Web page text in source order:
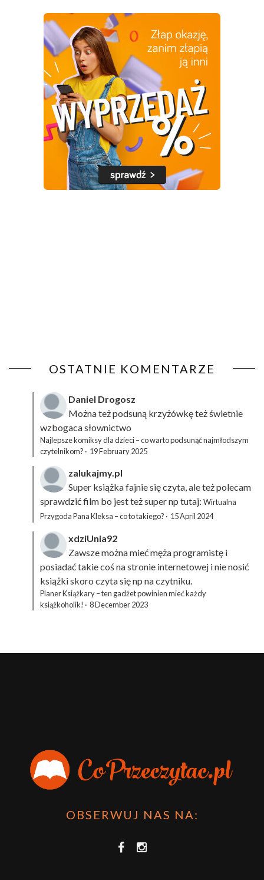
OSTATNIE KOMENTARZE
Daniel Drogosz
Można też podsuną krzyżówkęteż świetnie
wzbogaca słownictwo
Najlepsze komiksy dla dzieci – co warto podsunąć najmłodszym
czytelnikom? · 19 February 2025
zalukajmy.pl
Super książka fajnie się czyta, ale też polecam
sprawdzić film bo jest też super np tutaj: Wirtualna
Przygoda Pana Kleksa – co to takiego? · 15 April 2024
xdziUnia92
Zawsze można mieć męża programistę i
posiadać takie coś na stronie internetowej i nie nosić
książki skoro czyta się np na czytniku.
Planer Książkary – ten gadżet powinien mieć każdy
książkoholik! · 8 December 2023
OBSERWUJ NAS NA: